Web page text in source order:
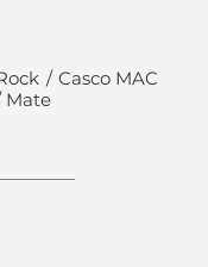
Casco MAC
Mate